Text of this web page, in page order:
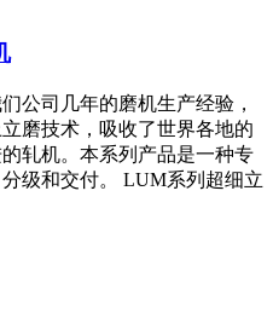
公司几年的磨机生产经验，
磨技术，吸收了世界各地的
轧机。本系列产品是一种专
级和交付。 LUM系列超细立